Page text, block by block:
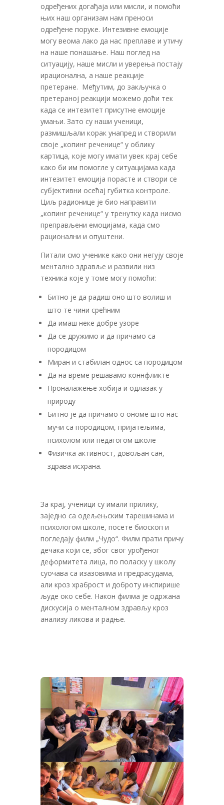
одређених догађаја или мисли, и помоћи
њих наш организам нам преноси
одређене поруке. Интезивне емоције
могу веома лако да нас преплаве и утичу
на наше понашање. Наш поглед на
ситуацију, наше мисли и уверења постају
ирационална, а наше реакције
претеране. Међутим, до закључка о
претераној реакцији можемо доћи тек
када се интезитет присутне емоције
умањи. Зато су наши ученици,
размишљали корак унапред и створили
своје „копинг реченице“ у облику
картица, које могу имати увек крај себе
како би им помогле у ситуацијама када
интезитет емоција порасте и створи се
субјективни осећај губитка контроле.
Циљ радионице је био направити
„копинг реченице“ у тренутку када нисмо
преправљени емоцијама, када смо
рационални и опуштени.
Питали смо ученике како они негују своје
ментално здравље и развили низ
техника које у томе могу помоћи:
Битно је да радиш оно што волиш и
што те чини срећним
Да имаш неке добре узоре
Да се дружимо и да причамо са
породицом
Миран и стабилан однос са породицом
Да на време решавамо коннфликте
Проналажење хобија и одлазак у
природу
Битно је да причамо о ономе што нас
мучи са породицом, пријатељима,
психолом или педагогом школе
Физичка активност, довољан сан,
здрава исхрана.
За крај, ученици су имали прилику,
заједно са одељењским тарешинама и
психологом школе, посете биоскоп и
погледају филм „Чудо“. Филм прати причу
дечака који се, због свог урођеног
деформитета лица, по поласку у школу
суочава са изазовима и предрасудама,
али кроз храброст и доброту инспирише
људе око себе. Након филма је одржана
дискусија о менталном здрављу кроз
анализу ликова и радње.